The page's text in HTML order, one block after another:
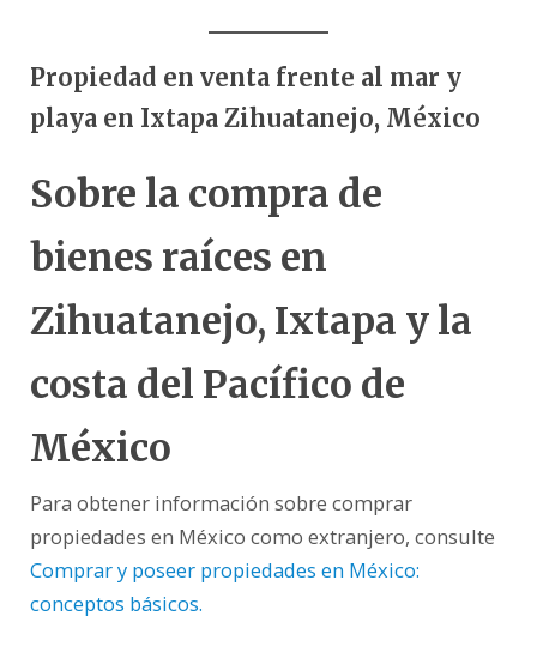
Propiedad en venta frente al mar y
playa en Ixtapa Zihuatanejo, México
Sobre la compra de
bienes raíces en
Zihuatanejo, Ixtapa y la
costa del Pacífico de
México
Para obtener información sobre comprar
propiedades en México como extranjero, consulte
Comprar y poseer propiedades en México:
conceptos básicos.